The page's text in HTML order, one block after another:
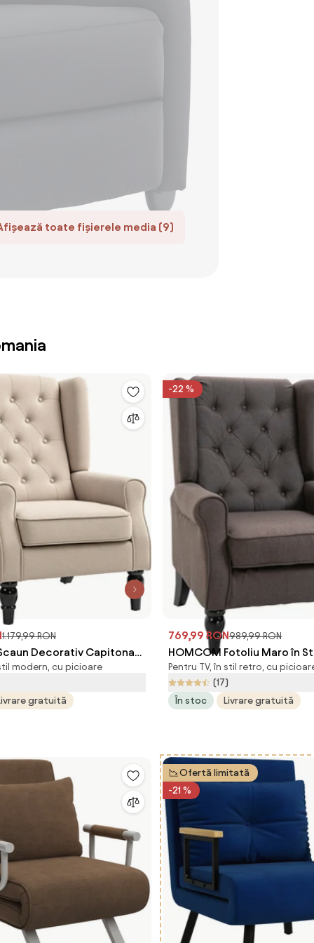
toate fișierele media (9)
1.179,99 RON
Decorativ Capitonat
Cotiere Rotunjite
Sezut cu Captuseala
| Aosom Romania
modern, cu picioare
gratuită
-22 %
769,99 RON989,99 RON
HOMCOM Fotoliu Maro în
cu Picioare Îmbrăcate în
cu Huse Detașabile,
Maro | Aosom Romania
Pentru TV, în stil retro, cu
(17)
În stoc
Livrare gratuită
Ofertă limitată
-21 %